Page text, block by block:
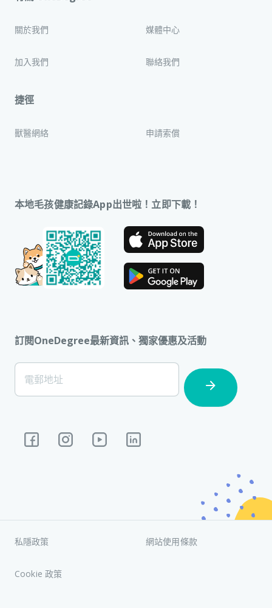
關於我們 媒體中心
加入我們 聯絡我們
捷徑
獸醫網絡 申請索償
本地毛孩健康記錄App出世啦！立即下載！
訂閱OneDegree最新資訊、獨家優惠及活動
[Footer]
Subscription
電郵地址
私隱政策 網站使用條款
Cookie 政策